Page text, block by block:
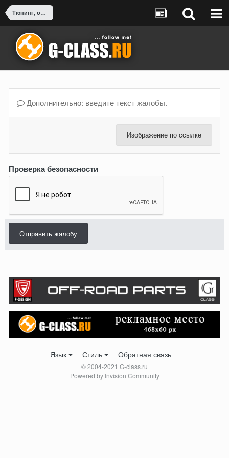
Тюнинг, оснащение, доработка G-Class
Дополнительно: введите текст жалобы.
Изображение по ссылке
Проверка безопасности
Отправить жалобу
Язык Стиль Обратная связь
© 2004-2021 G-class.ru
Powered by Invision Community